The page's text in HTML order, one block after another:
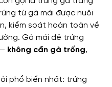
từ gà mái được nuôi
kiểm soát hoàn toàn về
Gà mái đẻ trứng
không cần gà trống,
phổ biến nhất: trứng